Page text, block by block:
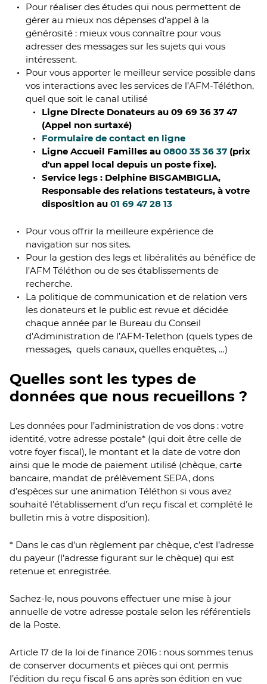
Pour réaliser des études qui nous permettent de
gérer au mieux nos dépenses d’appel à la
générosité : mieux vous connaître pour vous
adresser des messages sur les sujets qui vous
intéressent.
Pour vous apporter le meilleur service possible dans
vos interactions avec les services de l’AFM-Téléthon,
quel que soit le canal utilisé
Ligne Directe Donateurs au 09 69 36 37 47
(Appel non surtaxé)
Formulaire de contact en ligne
Ligne Accueil Familles au 0800 35 36 37 (prix
d'un appel local depuis un poste fixe).
Service legs : Delphine BISGAMBIGLIA,
Responsable des relations testateurs, à votre
disposition au 01 69 47 28 13
Pour vous offrir la meilleure expérience de
navigation sur nos sites.
Pour la gestion des legs et libéralités au bénéfice de
l’AFM Téléthon ou de ses établissements de
recherche.
La politique de communication et de relation vers
les donateurs et le public est revue et décidée
chaque année par le Bureau du Conseil
d’Administration de l’AFM-Telethon (quels types de
messages, quels canaux, quelles enquêtes, …)
Quelles sont les types de
données que nous recueillons ?
Les données pour l’administration de vos dons : votre
identité, votre adresse postale* (qui doit être celle de
votre foyer fiscal), le montant et la date de votre don
ainsi que le mode de paiement utilisé (chèque, carte
bancaire, mandat de prélèvement SEPA, dons
d’espèces sur une animation Téléthon si vous avez
souhaité l’établissement d’un reçu fiscal et complété le
bulletin mis à votre disposition).
* Dans le cas d’un règlement par chèque, c’est l’adresse
du payeur (l’adresse figurant sur le chèque) qui est
retenue et enregistrée.
Sachez-le, nous pouvons effectuer une mise à jour
annuelle de votre adresse postale selon les référentiels
de la Poste.
Article 17 de la loi de finance 2016 : nous sommes tenus
de conserver documents et pièces qui ont permis
l’édition du reçu fiscal 6 ans après son édition en vue